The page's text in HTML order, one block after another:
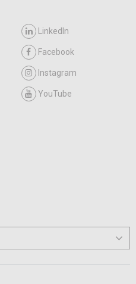
LinkedIn
Facebook
Instagram
YouTube